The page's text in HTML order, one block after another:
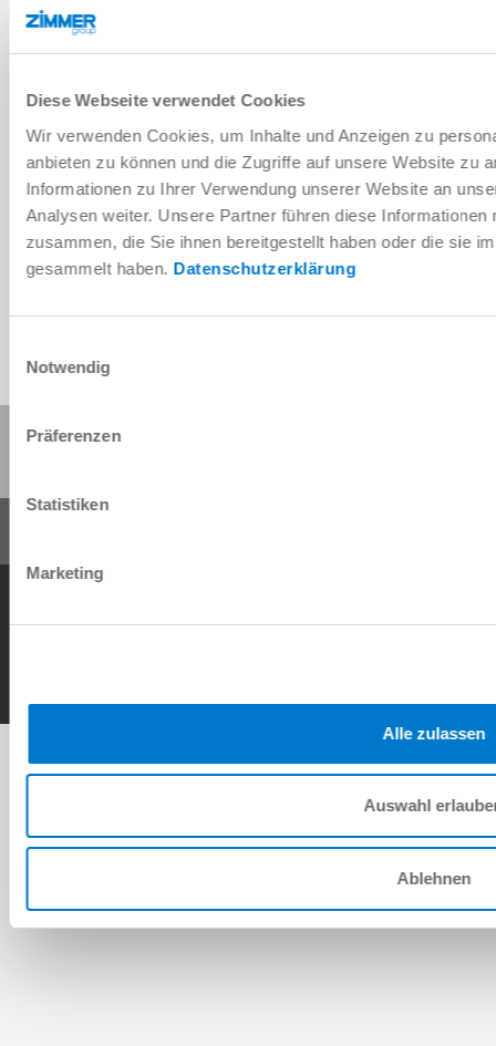
Diese Webseite verwendet Cookies
Wir verwenden Cookies, um Inhalte und Anzeigen zu
anbieten zu können und die Zugriffe auf unsere Website zu
Informationen zu Ihrer Verwendung unserer Website an
Analysen weiter. Unsere Partner führen diese
zusammen, die Sie ihnen bereitgestellt haben oder die sie
gesammelt haben. Datenschutzerklärung
Notwendig
Präferenzen
Statistiken
Marketing
Alle zulassen
Auswahl
Ablehnen
Télécharger les données de CAO
Télécharger